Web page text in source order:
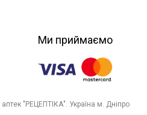
Ми приймаємо
"РЕЦЕПТІКА". Україна м. Дніпро